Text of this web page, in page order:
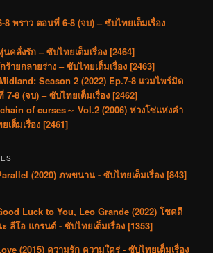
8 พราว ตอนที่ 6-8 (จบ) – ซับไทยเต็มเรื่อง
คลั่งรัก – ซับไทยเต็มเรื่อง [2464]
ร้ายกลายร่าง – ซับไทยเต็มเรื่อง [2463]
Season 2 (2022) Ep.7-8 แวมไพร์มิด
8 (จบ) – ซับไทยเต็มเรื่อง [2462]
of curses～ Vol.2 (2006) ห่วงโซ่แห่งคำ
ต็มเรื่อง [2461]
(2020) ภพขนาน - ซับไทยเต็มเรื่อง [843]
Luck to You, Leo Grande (2022) โชคดี
ลีโอ แกรนด์ - ซับไทยเต็มเรื่อง [1353]
(2015) ความรัก ความใคร่ - ซับไทยเต็มเรื่อง